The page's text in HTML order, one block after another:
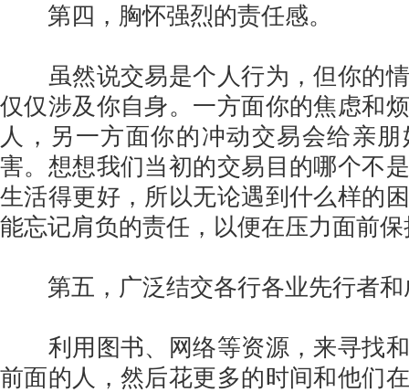
第四，胸怀强烈的责任感。
虽然说交易是个人行为，但你的情
仅仅涉及你自身。一方面你的焦虑和
人，另一方面你的冲动交易会给亲
害。想想我们当初的交易目的哪个不
生活得更好，所以无论遇到什么样的
能忘记肩负的责任，以便在压力面前
第五，广泛结交各行各业先行者和
利用图书、网络等资源，来寻找和
前面的人，然后花更多的时间和他们